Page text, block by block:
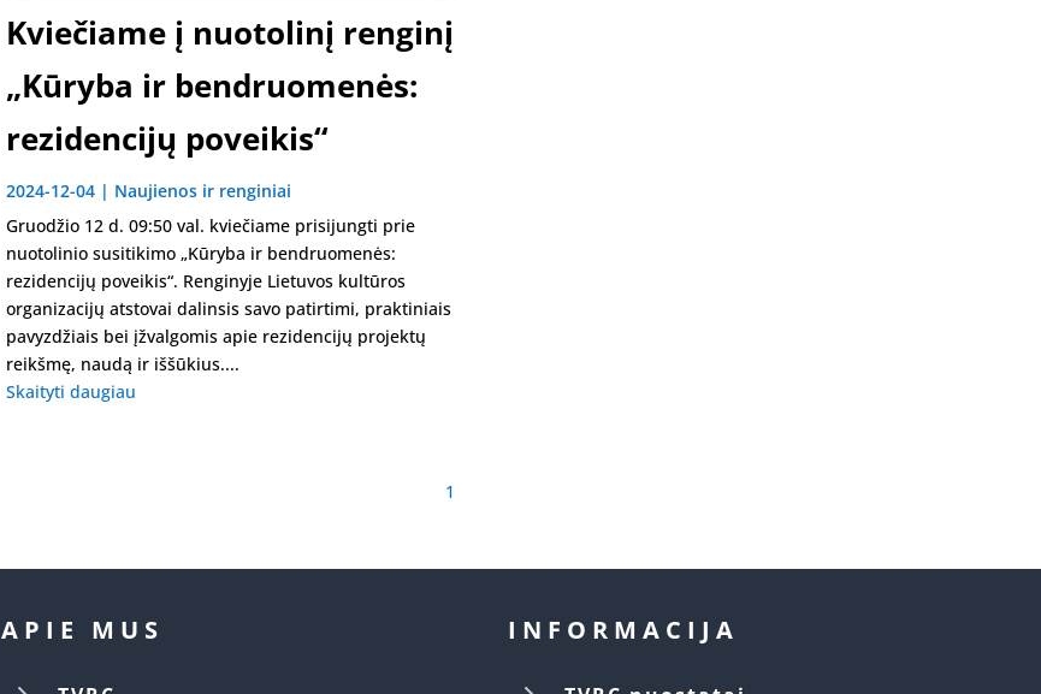
Kviečiame į nuotolinį renginį
„Kūryba ir bendruomenės:
rezidencijų poveikis“
2024-12-04| Naujienos ir renginiai
Gruodžio 12 d. 09:50 val. kviečiame prisijungti prie
nuotolinio susitikimo „Kūryba ir bendruomenės:
rezidencijų poveikis“. Renginyje Lietuvos kultūros
organizacijų atstovai dalinsis savo patirtimi, praktiniais
pavyzdžiais bei įžvalgomis apie rezidencijų projektų
reikšmę, naudą ir iššūkius....
Skaityti daugiau
1
APIE MUS INFORMACIJA